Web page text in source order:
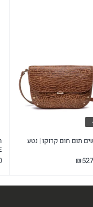
תום חום קרוקו | נטע
המחיר
₪527 המחיר
הוא: